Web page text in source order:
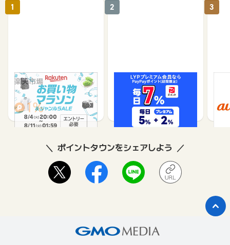
楽天市場
1%
1
Yahoo!ショッピング
1%
2 3
ポイントタウンをシェアしよう